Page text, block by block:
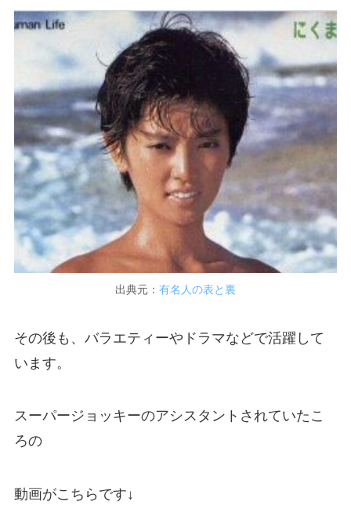
出典元： 有名人の表と裏
その後も、バラエティーやドラマなどで活躍して
います。
スーパージョッキーのアシスタントされていたこ
ろの
動画がこちらです↓